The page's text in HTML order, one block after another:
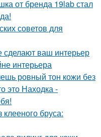
от бренда 19lab стал
советов для
ваш интерьер
интерьера
ровный тон кожи без
это Находка -
бруса: